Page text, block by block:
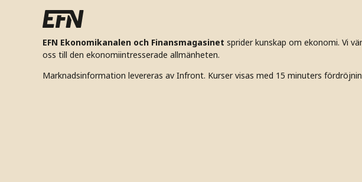
EFN Ekonomikanalen och Finansmagasinet sprider kunskap om ekonomi. Vi
oss till den ekonomiintresserade allmänheten.
Marknadsinformation levereras av Infront. Kurser visas med 15 minuters